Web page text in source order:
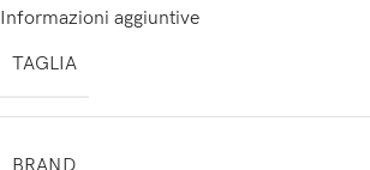
Informazioni aggiuntive
TAGLIA